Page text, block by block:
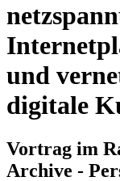
und
digitale
Vortrag im
Archive -